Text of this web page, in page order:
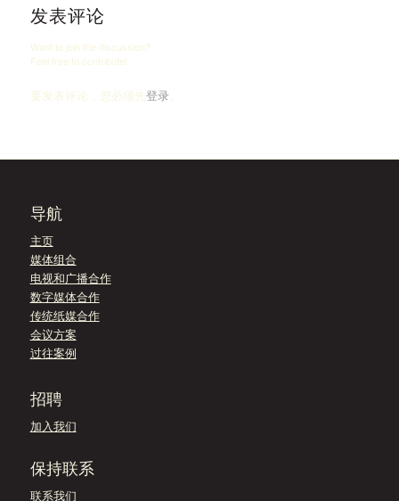
发表评论
Want to join the discussion?
Feel free to contribute!
要发表评论，您必须先登录。
导航
主页
媒体组合
电视和广播合作
数字媒体合作
传统纸媒合作
会议方案
过往案例
招聘
加入我们
保持联系
联系我们